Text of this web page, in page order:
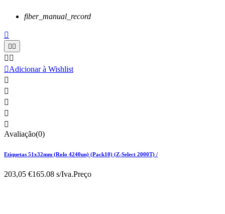
fiber_manual_record

 
 
Adicionar à Wishlist





Avaliação(0)
Etiquetas 51x32mm (Rolo 4240un) (Pack10) (Z-Select 2000T) /
203,05 €165.08 s/Iva.Preço